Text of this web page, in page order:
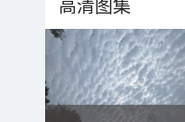
高清图集